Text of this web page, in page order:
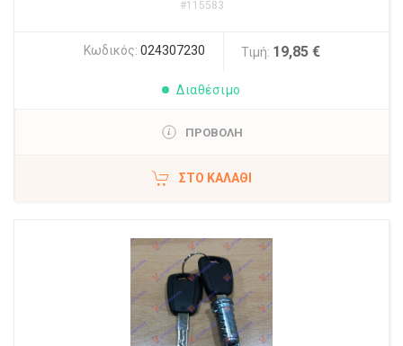
#115583
Κωδικός: 024307230 Τιμή: 19,85 €
Διαθέσιμο
ΠΡΟΒΟΛΗ
ΣΤΟ ΚΑΛΆΘΙ